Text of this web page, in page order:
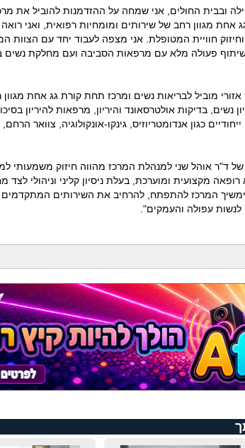
ובבית החולים, אני שמחה על ההזדמנות להוביל את
מגוון רחב של שירותים ומומחיות רפואית, ואני
חוויית המטופלת. אני מצפה לעבוד יחד עם הצוות
פעולה מלא עם מרפאות הסביבה ועם מחלקת נשים
מוביל לבריאות נשים ומרכז תחת קורת גג אחת
בדיקות אולטרסאונד והיריון, מרפאות להיריון
כגון אנדומטריוזיס, גינקו-אונקולוגיה, צוואר
של ד"ר אוהל שני למנהלת המרכז מהווה חיזוק משמעותי
מקצועית ומוערכת, בעלת ניסיון קליני וניהולי לצד
המרכז להתפתח, להרחיב את השירותים המתקדמים
לנשות עפולה והעמקים".